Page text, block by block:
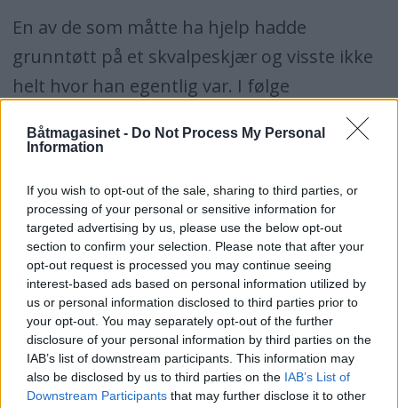
Båtmagasinet - Do Not Process My Personal
Information
If you wish to opt-out of the sale, sharing to third parties, or
processing of your personal or sensitive information for
targeted advertising by us, please use the below opt-out
section to confirm your selection. Please note that after your
opt-out request is processed you may continue seeing
interest-based ads based on personal information utilized by
us or personal information disclosed to third parties prior to
your opt-out. You may separately opt-out of the further
disclosure of your personal information by third parties on the
IAB’s list of downstream participants. This information may
also be disclosed by us to third parties on the IAB’s List of
Downstream Participants that may further disclose it to other
En av de som måtte ha hjelp hadde
grunntøtt på et skvalpeskjær og visste ikke
helt hvor han egentlig var. I følge
redningsmannskapets rapport visste han
derimot hvor han skulle, men ble overrasket
hoppet uti for å begrense skadene på
båten. Båten og de seks om bord ble slept
til Hundvåg og til kran slik at en kunne
sjekke båtens skadeomfang, mens ungene
fikk en liten omvisning om bord i
redningsskøyta "Ryfylke".